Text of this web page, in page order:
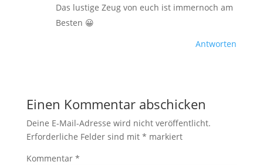
Das lustige Zeug von euch ist immernoch am
Besten 😀
Antworten
Einen Kommentar abschicken
Deine E-Mail-Adresse wird nicht veröffentlicht.
Erforderliche Felder sind mit * markiert
Kommentar *